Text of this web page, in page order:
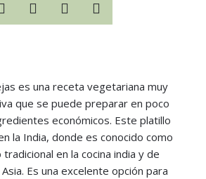
  
es una receta vegetariana muy
que se puede preparar en poco
económicos. Este platillo
la India, donde es conocido como
en la cocina india y de
Es una excelente opción para